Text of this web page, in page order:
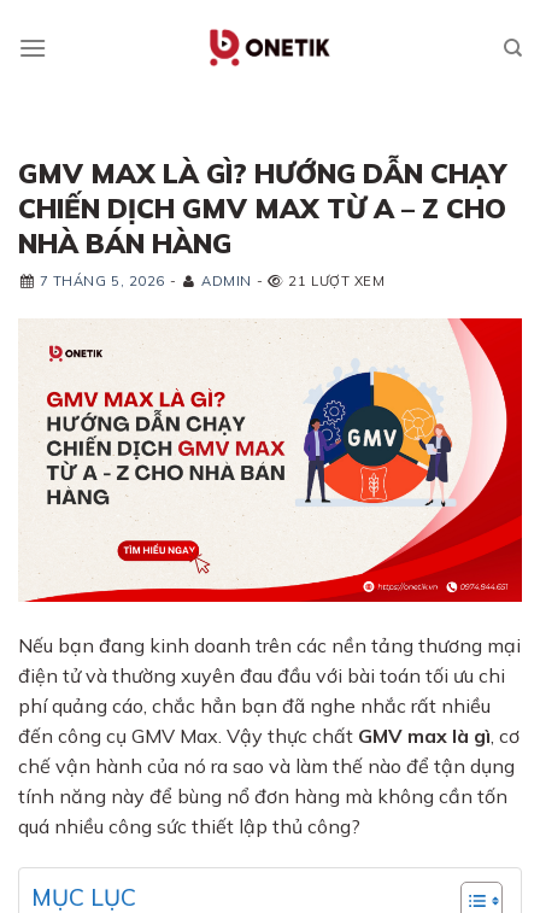
GMV MAX LÀ GÌ? HƯỚNG DẪN CHẠY
CHIẾN DỊCH GMV MAX TỪ A – Z CHO
NHÀ BÁN HÀNG
7 THÁNG 5, 2026 - ADMIN - 21 LƯỢT XEM
Nếu bạn đang kinh doanh trên các nền tảng thương mại
điện tử và thường xuyên đau đầu với bài toán tối ưu chi
phí quảng cáo, chắc hẳn bạn đã nghe nhắc rất nhiều
đến công cụ GMV Max. Vậy thực chất GMV max là gì, cơ
chế vận hành của nó ra sao và làm thế nào để tận dụng
tính năng này để bùng nổ đơn hàng mà không cần tốn
quá nhiều công sức thiết lập thủ công?
MỤC LỤC